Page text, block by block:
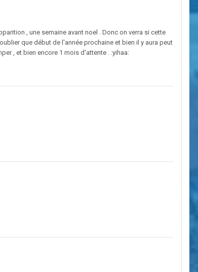
, une semaine avant noel . Donc on verra si cette
que début de l'année prochaine et bien il y aura peut
, et bien encore 1 mois d'attente . :yihaa: